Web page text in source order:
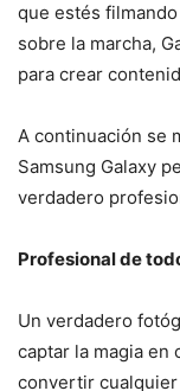
que estés
sobre la marcha,
para crear
A continuación se
Samsung Galaxy
verdadero
Profesional de
Un verdadero
captar la magia en
convertir cualquier